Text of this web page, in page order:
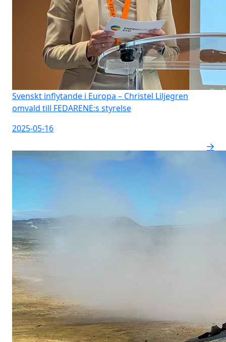
Svenskt inflytande i Europa – Christel Liljegren
omvald till FEDARENE:s styrelse
2025-05-16